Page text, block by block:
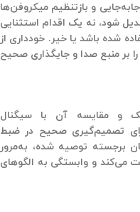
و بازتنظیم میکروفن‌ها
شود، نه یک اقدام استثنایی
شده باشد یا خیر. خودداری از
را بر منبع صدا و جایگذاری صحیح
و مقایسه آن با سیگنال
تصمیم‌گیری صحیح در ضبط
برجسته توصیه شده، به‌مرور
می‌کند و وابستگی به الگوهای